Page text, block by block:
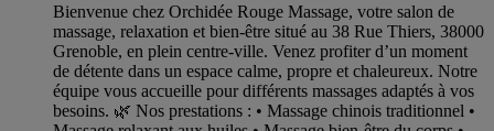
Bienvenue chez Orchidée Rouge Massage, votre salon de
massage, relaxation et bien-être situé au 38 Rue Thiers, 38000
Grenoble, en plein centre-ville. Venez profiter d’un moment
de détente dans un espace calme, propre et chaleureux. Notre
équipe vous accueille pour différents massages adaptés à vos
besoins. 🌿 Nos prestations : • Massage chinois traditionnel •